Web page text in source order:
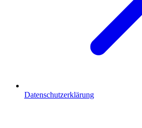
Datenschutzerklärung